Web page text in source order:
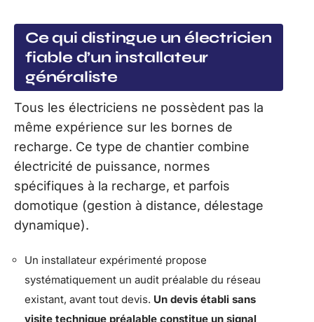
Ce qui distingue un électricien
fiable d’un installateur
généraliste
Tous les électriciens ne possèdent pas la
même expérience sur les bornes de
recharge. Ce type de chantier combine
électricité de puissance, normes
spécifiques à la recharge, et parfois
domotique (gestion à distance, délestage
dynamique).
Un installateur expérimenté propose
systématiquement un audit préalable du réseau
existant, avant tout devis. Un devis établi sans
visite technique préalable constitue un signal